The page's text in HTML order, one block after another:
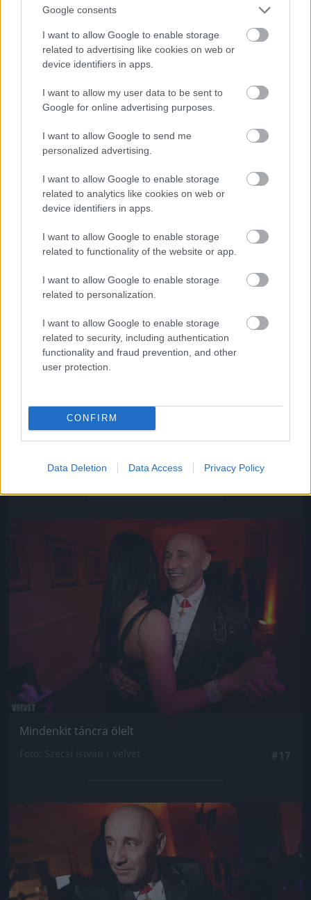
Google consents
I want to allow Google to enable storage
related to advertising like cookies on web or
device identifiers in apps.
I want to allow my user data to be sent to
Google for online advertising purposes.
I want to allow Google to send me
personalized advertising.
I want to allow Google to enable storage
related to analytics like cookies on web or
device identifiers in apps.
I want to allow Google to enable storage
related to functionality of the website or app.
I want to allow Google to enable storage
related to personalization.
I want to allow Google to enable storage
related to security, including authentication
functionality and fraud prevention, and other
user protection.
CONFIRM
Data Deletion Data Access Privacy Policy
Fotó: Szécsi István / Velvet
Jön még kép!
Fotó: Szécsi István / Velvet
Jön még kép!
Mindenkit táncra ölelt
Jön még kép!